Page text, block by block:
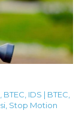
BTEC IDS | BTEC
Stop Motion